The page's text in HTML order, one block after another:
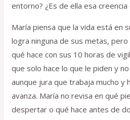
entorno? ¿Es de ella esa
María piensa que la vida está en
logra ninguna de sus metas,
qué hace con sus 10 horas de
que solo hace lo que le piden y
aunque jura que trabaja mucho y
avanza. María no revisa en qué
despertar o qué hace antes de